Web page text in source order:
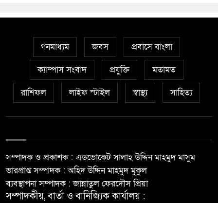
গনমাধ্যম জবস প্রবাসে বাংলা
ক্যাম্পাস সংবাদ প্রযুক্তি মতামত
রাশিফল লাইফ স্টাইল স্বাস্থ্য সাহিত্য
সম্পাদক ও প্রকাশক : এডভোকেট সালাহ উদ্দিন মাহমুদ মাসুম
ভারপ্রাপ্ত সম্পাদক : অহিদ উদ্দিন মাহমুদ মুকুল
ব্যবস্থাপনা সম্পাদক : জান্নাতুল ফেরদৌস প্রিয়া
সম্পাদকীয়, বার্তা ও বানিজ্যিক কার্যালয় :